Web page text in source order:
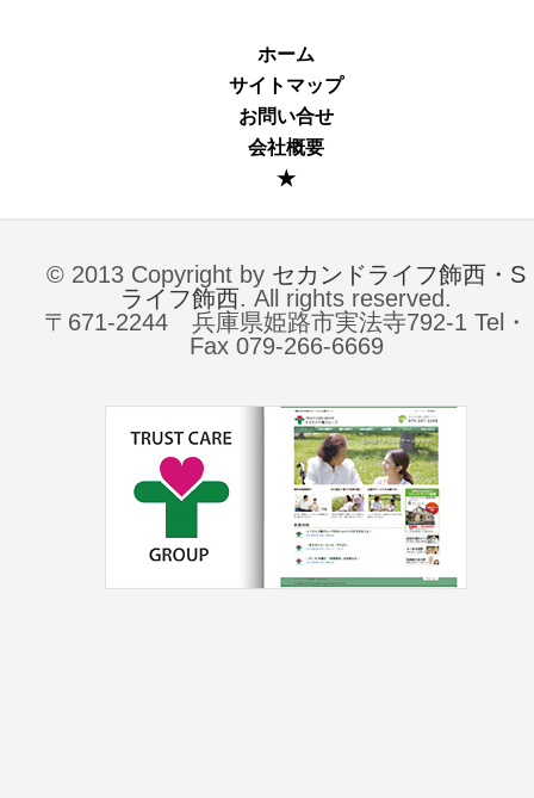
ホーム
サイトマップ
お問い合せ
会社概要
★
© 2013 Copyright by セカンドライフ飾西・S
ライフ飾西. All rights reserved.
〒671-2244 兵庫県姫路市実法寺792-1 Tel・
Fax 079-266-6669